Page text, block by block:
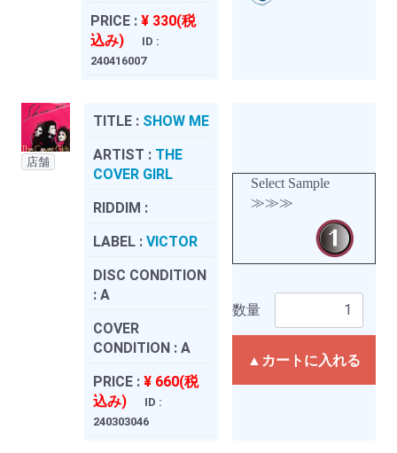
PRICE : ¥ 330(税
込み)
ID :
240416007
店舗
TITLE : SHOW ME
ARTIST : THE
COVER GIRL
RIDDIM :
LABEL : VICTOR
DISC CONDITION
: A
COVER
CONDITION : A
PRICE : ¥ 660(税
込み)
ID :
240303046
Select Sample
≫≫≫
数量
▲カートに入れる